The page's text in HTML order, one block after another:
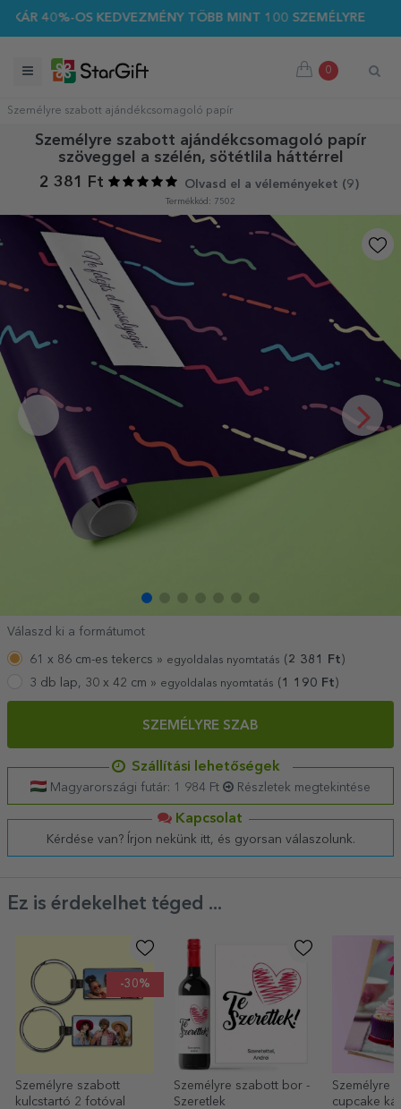
40%-OS KEDVEZMÉNY TÖBB MINT 100 SZEMÉLYRE SZABOTT
0
Személyre szabott ajándékcsomagoló papír
Személyre szabott ajándékcsomagoló papír
szöveggel a szélén, sötétlila háttérrel
2 381 Ft
Olvasd el a véleményeket (9 )
Termékkód: 7502
Válaszd ki a formátumot
61 x 86 cm-es tekercs » egyoldalas nyomtatás ( 2 381 Ft )
3 db lap, 30 x 42 cm » egyoldalas nyomtatás (1 190 Ft)
SZEMÉLYRE SZAB
Szállítási lehetőségek
Magyarországi futár: 1 984 Ft Részletek megtekintése
Kapcsolat
Kérdése van? Írjon nekünk itt, és gyorsan válaszolunk.
Ez is érdekelhet téged ...
-30%
Személyre szabott
kulcstartó 2 fotóval
Személyre szabott bor -
Szeretlek
Személyre
cupcake